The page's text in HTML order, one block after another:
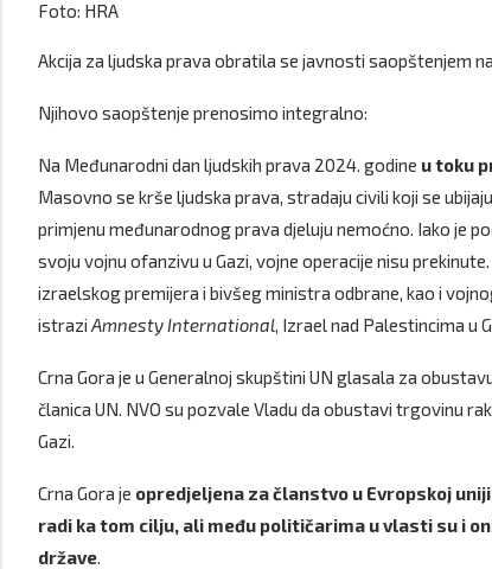
Foto: HRA
Akcija za ljudska prava obratila se javnosti saopštenjem
Njihovo saopštenje prenosimo integralno:
Na Međunarodni dan ljudskih prava 2024. godine u toku
Masovno se krše ljudska prava, stradaju civili koji se
primjenu međunarodnog prava djeluju nemoćno. Iako je
svoju vojnu ofanzivu u Gazi, vojne operacije nisu
izraelskog premijera i bivšeg ministra odbrane, kao i
istrazi Amnesty International, Izrael nad Palestincima u
Crna Gora je u Generalnoj skupštini UN glasala za
članica UN. NVO su pozvale Vladu da obustavi trgovinu
Gazi.
Crna Gora je opredjeljena za članstvo u Evropskoj
radi ka tom cilju, ali među političarima u vlasti su i
države.